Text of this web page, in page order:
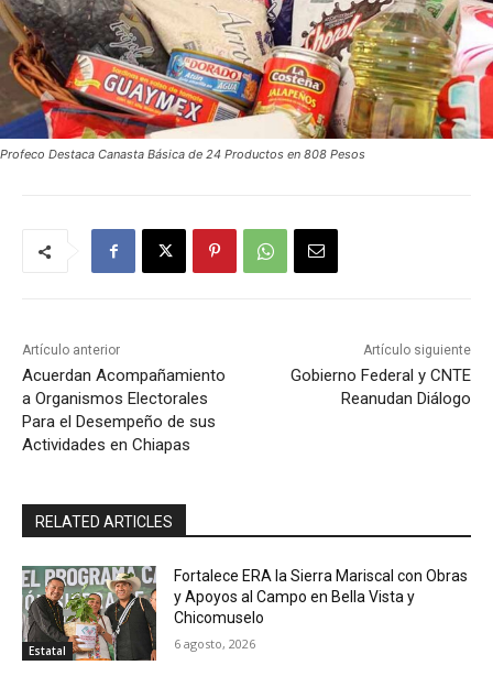
Profeco Destaca Canasta Básica de 24 Productos en 808 Pesos
Artículo anterior
Acuerdan Acompañamiento
a Organismos Electorales
Para el Desempeño de sus
Actividades en Chiapas
Artículo siguiente
Gobierno Federal y CNTE
Reanudan Diálogo
RELATED ARTICLES
Estatal
Fortalece ERA la Sierra Mariscal con Obras
y Apoyos al Campo en Bella Vista y
Chicomuselo
6 agosto, 2026